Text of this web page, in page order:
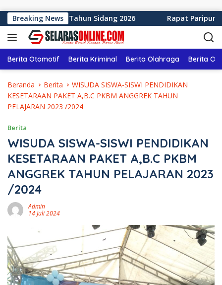
Breaking News
Sukabumi Tahun Sidang 2026 Rapat Paripurna ke-
Berita Otomotif Berita Kriminal Berita Olahraga Berita
Beranda Berita
WISUDA SISWA-SISWI PENDIDIKAN
KESETARAAN PAKET A,B.C PKBM ANGGREK TAHUN
PELAJARAN 2023 /2024
Berita
WISUDA SISWA-SISWI PENDIDIKAN
KESETARAAN PAKET A,B.C PKBM
ANGGREK TAHUN PELAJARAN 2023
/2024
Admin
14 Juli 2024